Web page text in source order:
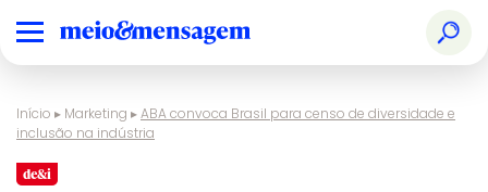
Início ▸ Marketing ▸ABA convoca Brasil para censo de diversidade e
inclusão na indústria
de&i